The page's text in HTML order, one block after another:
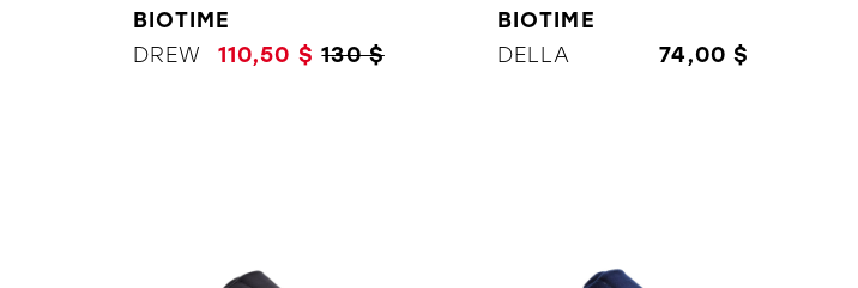
BIOTIME
DREW
110,50 $ 130 $
BIOTIME
DELLA
74,00 $